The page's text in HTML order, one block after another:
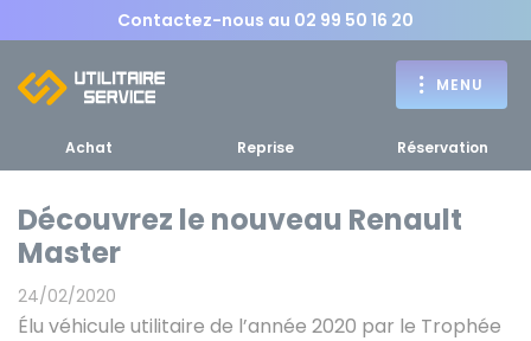
Contactez-nous au 02 99 50 16 20
MENU
RETOUR
MENU
d'un utilitaire
RETOUR MENU
Achat Reprise Réservation
Découvrez le nouveau Renault
Master
24/02/2020
Élu véhicule utilitaire de l’année 2020 par le Trophée